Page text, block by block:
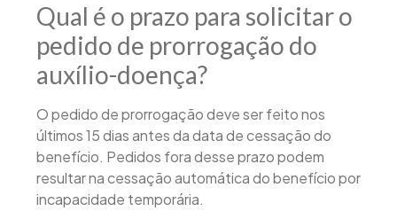
Qual é o prazo para solicitar o
pedido de prorrogação do
auxílio-doença?
O pedido de prorrogação deve ser feito nos
últimos 15 dias antes da data de cessação do
benefício. Pedidos fora desse prazo podem
resultar na cessação automática do benefício por
incapacidade temporária.